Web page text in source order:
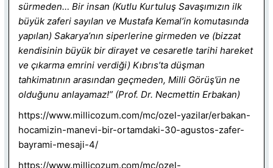
sürmeden… Bir insan (Kutlu Kurtuluş Savaşımızın ilk
büyük zaferi sayılan ve Mustafa Kemal’in komutasında
yapılan) Sakarya’nın siperlerine girmeden ve (bizzat
kendisinin büyük bir dirayet ve cesaretle tarihi hareket
ve çıkarma emrini verdiği) Kıbrıs’ta düşman
tahkimatının arasından geçmeden, Milli Görüş’ün ne
olduğunu anlayamaz!” (Prof. Dr. Necmettin Erbakan)
https://www.millicozum.com/mc/ozel-yazilar/erbakan-
hocamizin-manevi-bir-ortamdaki-30-agustos-zafer-
bayrami-mesaji-4/
https://www.millicozum.com/mc/ozel-